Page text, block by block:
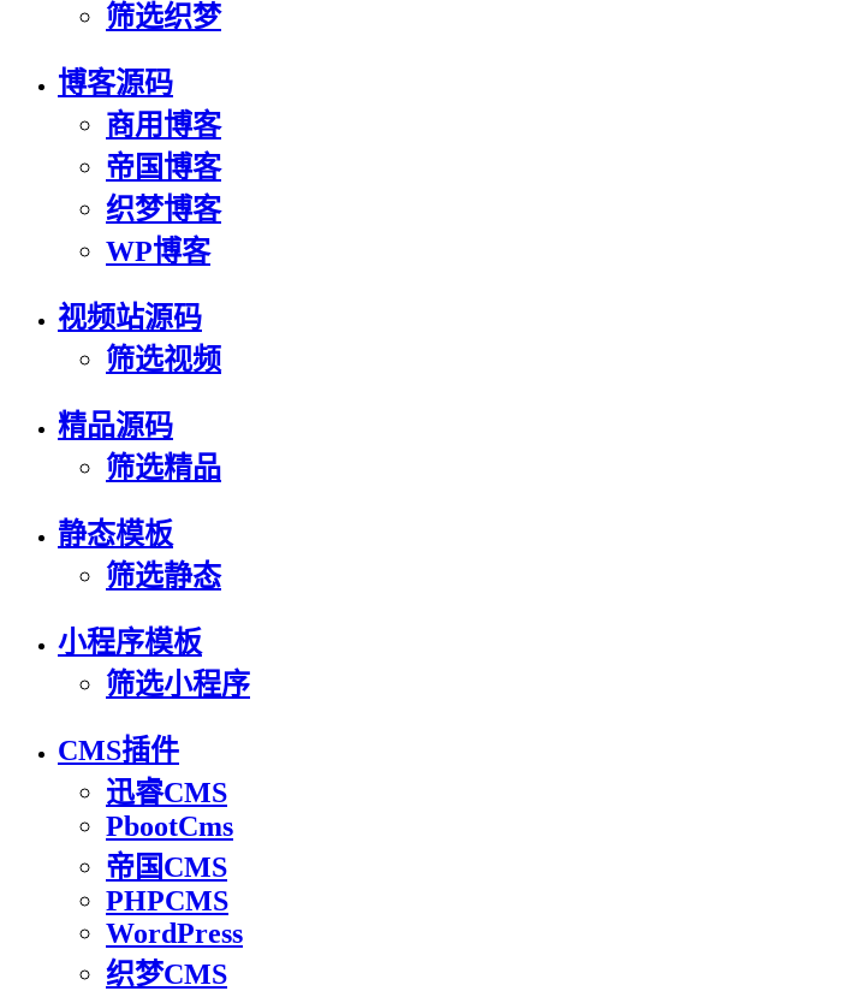
筛选织梦
博客源码
商用博客
帝国博客
织梦博客
WP博客
视频站源码
筛选视频
精品源码
筛选精品
静态模板
筛选静态
小程序模板
筛选小程序
CMS插件
迅睿CMS
PbootCms
帝国CMS
PHPCMS
WordPress
织梦CMS